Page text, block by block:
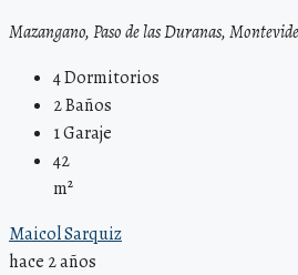
Mazangano, Paso de las Duranas,
4Dormitorios
2Baños
1Garaje
42
m²
Maicol Sarquiz
hace 2 años